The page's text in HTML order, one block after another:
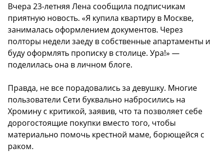
Вчера 23-летняя Лена сообщила подписчикам
приятную новость. «Я купила квартиру в Москве,
занималась оформлением документов. Через
полторы недели заеду в собственные апартаменты и
буду оформлять прописку в столице. Ура!» —
поделилась она в личном блоге.
Правда, не все порадовались за девушку. Многие
пользователи Сети буквально набросились на
Хромину с критикой, заявив, что та позволяет себе
дорогостоящие покупки вместо того, чтобы
материально помочь крестной маме, борющейся с
раком.